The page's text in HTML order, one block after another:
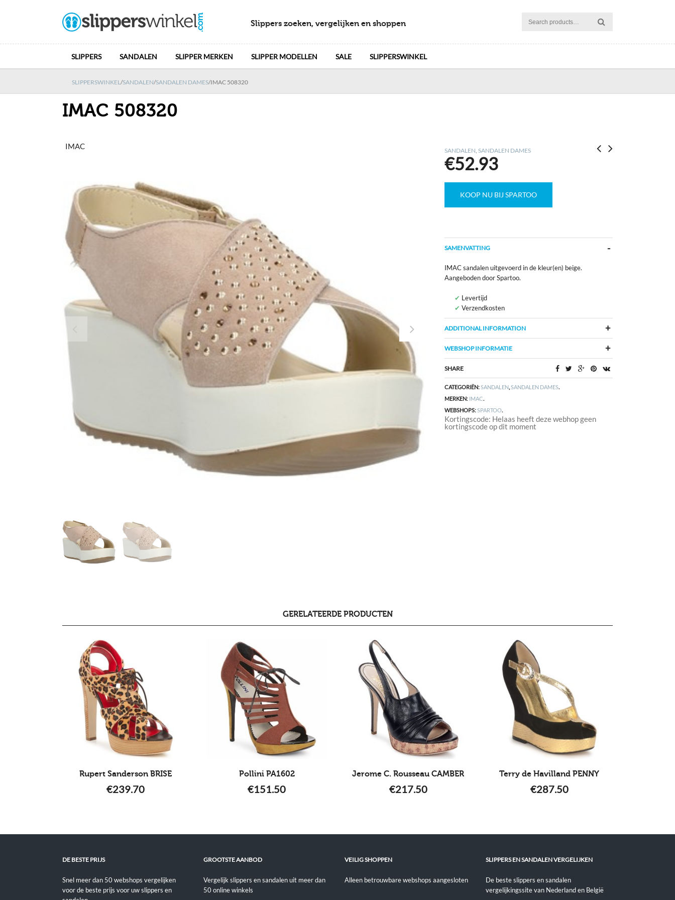
Slippers zoeken, vergelijken en shoppen
SLIPPERS SANDALEN SLIPPER MERKEN SLIPPER MODELLEN SALE SLIPPERSWINKEL
SLIPPERSWINKEL/SANDALEN/SANDALEN DAMES/IMAC 508320
IMAC 508320
IMAC SANDALEN, SANDALEN DAMES
€52.93
KOOP NU BIJ SPARTOO
SAMENVATTING
IMAC sandalen uitgevoerd in de kleur(en) beige.
Aangeboden door Spartoo.
Levertijd
Verzendkosten
ADDITIONAL INFORMATION
WEBSHOP INFORMATIE
SHARE
CATEGORIËN:SANDALEN,SANDALEN DAMES.
MERKEN: IMAC.
WEBSHOPS:SPARTOO.
Kortingscode: Helaas heeft deze webhop geen
kortingscode op dit moment
GERELATEERDE PRODUCTEN
Rupert Sanderson BRISE
€239.70
Pollini PA1602
€151.50
Jerome C. Rousseau CAMBER
€217.50
Terry de Havilland PENNY
€287.50
DE BESTE PRIJS
Snel meer dan 50 webshops vergelijken
voor de beste prijs voor uw slippers en
GROOTSTE AANBOD
Vergelijk slippers en sandalen uit meer dan
50 online winkels
VEILIG SHOPPEN
Alleen betrouwbare webshops aangesloten
SLIPPERS EN SANDALEN VERGELIJKEN
De beste slippers en sandalen
vergelijkingssite van Nederland en België